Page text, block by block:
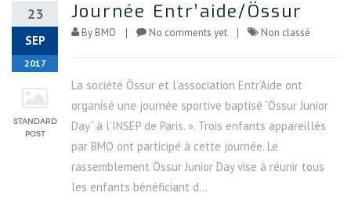
23
SEP
2017
Journée Entr’aide/Össur
By BMO No comments yet Non classé
La société Össur et l’association Entr‘Aide ont
organisé une journée sportive baptisé “Össur Junior
Day“ à l‘INSEP de Paris. ». Trois enfants appareillés
par BMO ont participé à cette journée. Le
rassemblement Össur Junior Day vise à réunir tous
les enfants bénéficiant d...